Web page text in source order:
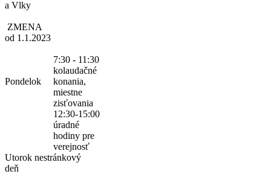
a Vlky
ZMENA
od 1.1.2023
Pondelok
7:30 - 11:30
kolaudačné
konania,
miestne
zisťovania
12:30-15:00
úradné
hodiny pre
verejnosť
Utorok nestránkový
deň